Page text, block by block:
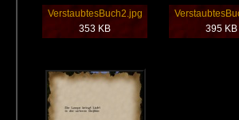
VerstaubtesBuch2.jpg
353 KB
395 KB